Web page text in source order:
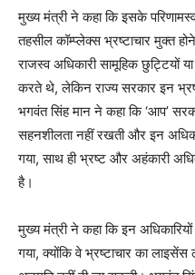
मुख्य मंत्री ने कहा कि इसके
तहसील कॉम्प्लेक्स भ्रष्टाचार मुक्त
राजस्व अधिकारी सामूहिक छुट्टियों
करते थे, लेकिन राज्य सरकार इन
भगवंत सिंह मान ने कहा कि ‘आप’
सहनशीलता नहीं रखती और इन
गया, साथ ही भ्रष्ट और अहंकारी
है।
मुख्य मंत्री ने कहा कि इन
गया, क्योंकि वे भ्रष्टाचार का